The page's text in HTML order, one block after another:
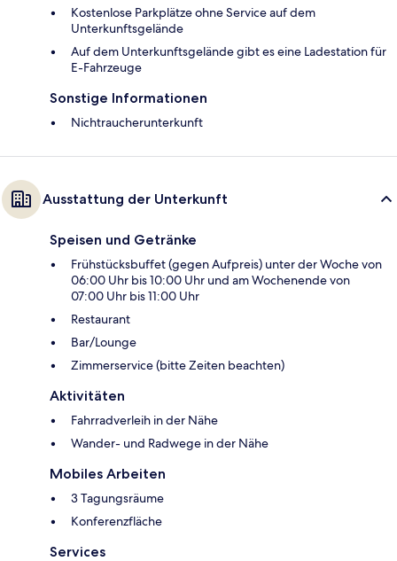
Kostenlose Parkplätze ohne Service auf dem
Unterkunftsgelände
Auf dem Unterkunftsgelände gibt es eine Ladestation für
E-Fahrzeuge
Sonstige Informationen
Nichtraucherunterkunft
Ausstattung der Unterkunft
Speisen und Getränke
Frühstücksbuffet (gegen Aufpreis) unter der Woche von
06:00 Uhr bis 10:00 Uhr und am Wochenende von
07:00 Uhr bis 11:00 Uhr
Restaurant
Bar/Lounge
Zimmerservice (bitte Zeiten beachten)
Aktivitäten
Fahrradverleih in der Nähe
Wander- und Radwege in der Nähe
Mobiles Arbeiten
3 Tagungsräume
Konferenzfläche
Services